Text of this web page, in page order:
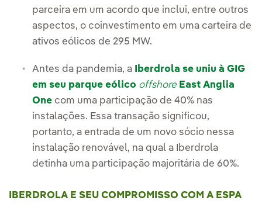
parceira em um acordo que inclui, entre outros
aspectos, o coinvestimento em uma carteira de
ativos eólicos de 295 MW.
Antes da pandemia, a
Iberdrola se uniu à GIG
em seu parque eólico offshore East Anglia
One com uma participação de 40% nas
instalações. Essa transação significou,
portanto, a entrada de um novo sócio nessa
instalação renovável, na qual a Iberdrola
detinha uma participação majoritária de 60%.
IBERDROLA E SEU COMPROMISSO COM A ESPA